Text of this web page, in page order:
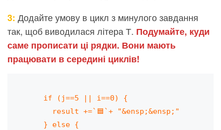
3: Додайте умову в цикл з минулого завдання
так, щоб виводилася літера Т. Подумайте, куди
саме прописати ці рядки. Вони мають
працювати в середині циклів!